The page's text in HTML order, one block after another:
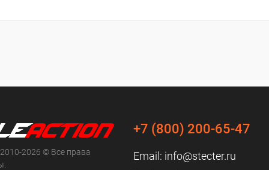
2026 © Все права
+7 (800) 200-65-47
Email: info@stecter.ru